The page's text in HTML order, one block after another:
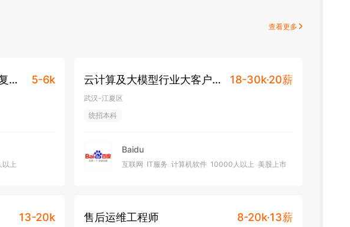
查看更多
5-6k
上
云计算及大模型行业大客户销
售
18-30k·20薪
武汉-江夏区
统招本科
Baidu
互联网 IT服务 计算机软件 10000人以上 美股上市
13-20k 售后运维工程师 8-20k·13薪